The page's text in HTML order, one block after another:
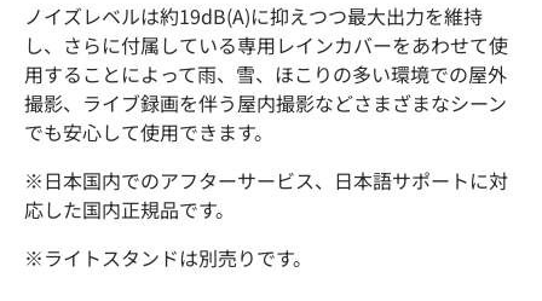
ノイズレベルは約19dB(A)に抑えつつ最大出力を維持
し、さらに付属している専用レインカバーをあわせて使
用することによって雨、雪、ほこりの多い環境での屋外
撮影、ライブ録画を伴う屋内撮影などさまざまなシーン
でも安心して使用できます。
※日本国内でのアフターサービス、日本語サポートに対
応した国内正規品です。
※ライトスタンドは別売りです。